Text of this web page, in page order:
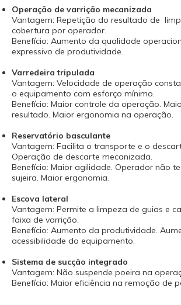
Operação de varrição mecanizada
Vantagem: Repetição do resultado de
cobertura por operador.
Benefício: Aumento da qualidade
expressivo de produtividade.
Varredeira tripulada
Vantagem: Velocidade de operação
o equipamento com esforço mínimo.
Benefício: Maior controle da operação.
resultado. Maior ergonomia na operação.
Reservatório basculante
Vantagem: Facilita o transporte e o
Operação de descarte mecanizada.
Benefício: Maior agilidade. Operador não
sujeira. Maior ergonomia.
Escova lateral
Vantagem: Permite a limpeza de guias e
faixa de varrição.
Benefício: Aumento da produtividade.
acessibilidade do equipamento.
Sistema de sucção integrado
Vantagem: Não suspende poeira na
Benefício: Maior eficiência na remoção de